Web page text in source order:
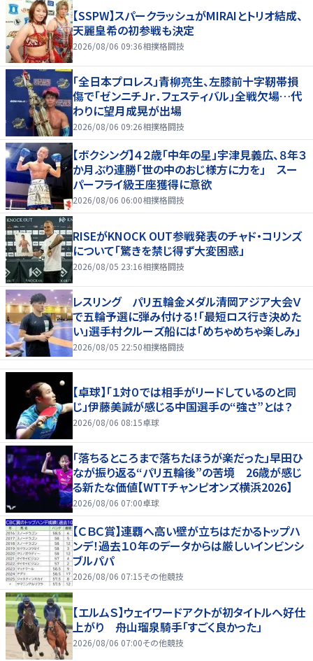
【SSPW】スパークラッシュがMIRAIとトリオ結成、
天麗皇希の初参戦も決定
2026/08/06 09:36相撲格闘技
「全日本プロレス」青柳亮生、左膝前十字靭帯損
傷で「ゼンニチＪｒ．フェスティバル」全戦欠場…代
わりに望月成晃が出場
2026/08/06 09:26相撲格闘技
【ボクシング】４２歳「中年の星」宇津見義広、８年３
か月ぶり連勝「世の中のおじ様方に力を」 スー
パーフライ級王座獲得に意欲
2026/08/06 06:00相撲格闘技
RISEがKNOCK OUT参戦発表のチャド・コリンズ
について「驚きを禁じ得ず大変困惑」
2026/08/05 23:16相撲格闘技
レスリング パリ五輪金メダル清岡アジア大会Ｖ
で五輪予選に弾み付ける！「最短ロス行き決めた
い」選手村クルーズ船には「めちゃめちゃ楽しみ」
2026/08/05 22:50相撲格闘技
【卓球】「１対０では相手がリードしているのと同
じ」伊藤美誠が感じる中国選手の“強さ”とは？
2026/08/06 08:15卓球
「落ちるところまで落ちたほうが楽だった」早田ひ
なが振り返る“パリ五輪後”の苦境 26歳が感じ
る新たな価値【WTTチャンピオンズ横浜2026】
2026/08/06 07:00卓球
【ＣＢＣ賞】連覇へ高い壁が立ちはだかるトップハ
ンデ！過去１０年のデータからは厳しいインビンシ
ブルパパ
2026/08/06 07:15その他競技
【エルムＳ】ウェイワードアクトが初タイトルへ好仕
上がり 舟山瑠泉騎手「すごく良かった」
2026/08/06 07:00その他競技